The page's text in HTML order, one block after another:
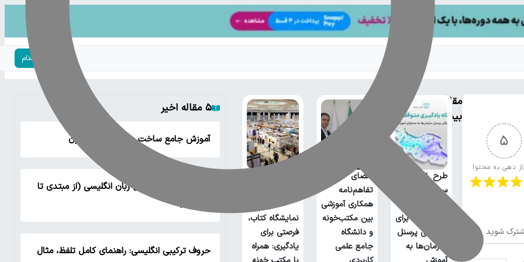
ورود | ثبت‌نام
5
دهی به محتوا
شوید
مقالات
بیشتر
طرح رایگان
سرویس
مکتب‌خونه برای
دسترسی پرسنل
سازمان‌ها به
امضای
تفاهم‌نامه
همکاری آموزشی
بین مکتب‌خونه
و دانشگاه
جامع علمی
نمایشگاه کتاب،
فرصتی برای
یادگیری: همراه
۵ مقاله اخیر
آموزش جامع ساخت بازی منچ با پایتون
لیست تمام گرامر های زبان انگلیسی (از مبتدی تا
پیشرفته)
حروف ترکیبی انگلیسی: راهنمای کامل تلفظ، مثال